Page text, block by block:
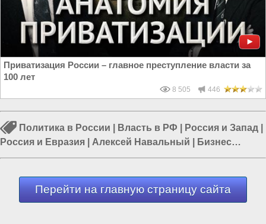
Приватизация России – главное преступление власти за
100 лет
8 505 446
Политика в России Власть в РФ Россия и Запад
Россия и Евразия
Алексей Навальный
Бизнес
России|Бизнес в России
Перейти на главную страницу сайта